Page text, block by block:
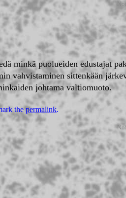
minkä puolueiden edustajat
vahvistaminen sittenkään
johtama valtiomuoto.
thepermalink.